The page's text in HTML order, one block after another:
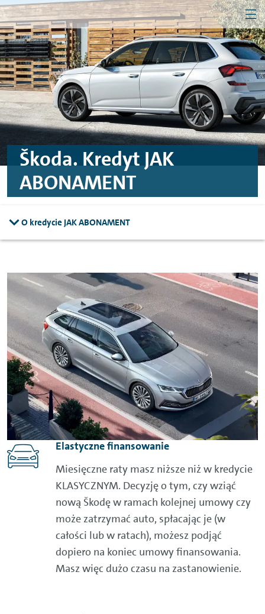
Przejdź do treści
Przejdź do konfiguratora
Przejdź do stopki
Firma
Klient indywidualny
Škoda. Kredyt JAK
ABONAMENT
O kredycie JAK ABONAMENT
Elastyczne finansowanie
Miesięczne raty masz niższe niż w kredycie
KLASYCZNYM. Decyzję o tym, czy wziąć
nową Škodę w ramach kolejnej umowy czy
może zatrzymać auto, spłacając je (w
całości lub w ratach), możesz podjąć
dopiero na koniec umowy finansowania.
Masz więc dużo czasu na zastanowienie.